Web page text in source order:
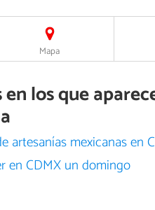
Mapa
los que
artesanías mexicanas en
en CDMX un domingo